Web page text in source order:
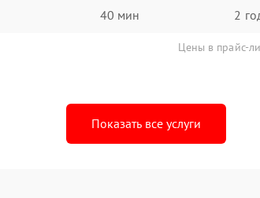
40 мин 2
Цены в прайс-
Показать все услуги